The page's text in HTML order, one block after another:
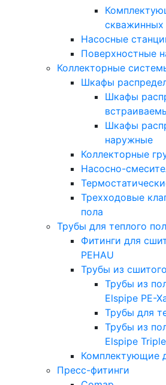
скважинных
Насосные
Поверхностные
Коллекторные
Шкафы
Шкафы
Шкафы
наружные
Коллекторные
Насосно-
Трехходовые
пола
Трубы для теплого
Фитинги для
PEHAU
Трубы из
Трубы из
Elspipe PE-
Трубы для
Трубы из
Elspipe
Комплектующие
Пресс-фитинги